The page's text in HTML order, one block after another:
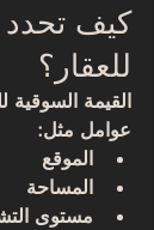
كيف تحدد
للعقار؟
القيمة السوقية
عوامل مثل:
الموقع
المساحة
مستوى